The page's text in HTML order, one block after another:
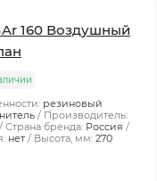
160 Воздушный
резиновый
Производитель:
Страна бренда: Россия
нет Высота, мм: 270